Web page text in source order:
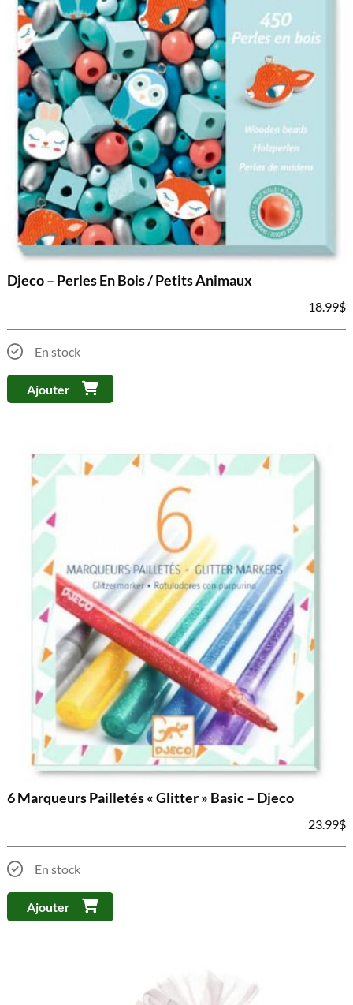
Djeco – Perles En Bois / Petits Animaux
18.99$
En stock
Ajouter
6 Marqueurs Pailletés « Glitter » Basic – Djeco
23.99$
En stock
Ajouter